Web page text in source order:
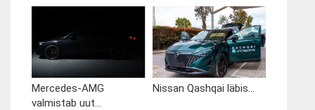
Mercedes-AMG
valmistab uut...
Nissan Qashqai läbis...